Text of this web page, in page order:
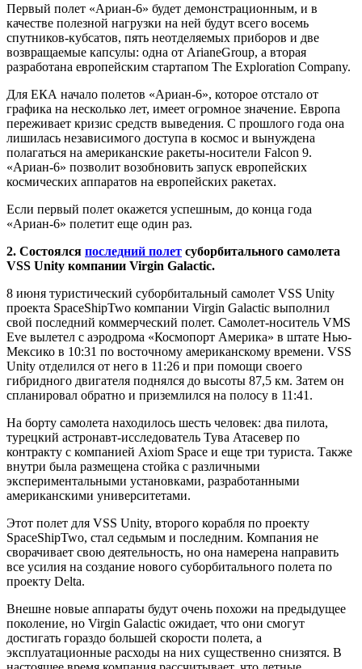
Первый полет «Ариан-6» будет демонстрационным, и в
качестве полезной нагрузки на ней будут всего восемь
спутников-кубсатов, пять неотделяемых приборов и две
возвращаемые капсулы: одна от ArianeGroup, а вторая
разработана европейским стартапом The Exploration Company.
Для ЕКА начало полетов «Ариан-6», которое отстало от
графика на несколько лет, имеет огромное значение. Европа
переживает кризис средств выведения. С прошлого года она
лишилась независимого доступа в космос и вынуждена
полагаться на американские ракеты-носители Falcon 9.
«Ариан-6» позволит возобновить запуск европейских
космических аппаратов на европейских ракетах.
Если первый полет окажется успешным, до конца года
«Ариан-6» полетит еще один раз.
2. Состоялся последний полет суборбитального самолета
VSS Unity компании Virgin Galactic.
8 июня туристический суборбитальный самолет VSS Unity
проекта SpaceShipTwo компании Virgin Galactic выполнил
свой последний коммерческий полет. Самолет-носитель VMS
Eve вылетел с аэродрома «Космопорт Америка» в штате Нью-
Мексико в 10:31 по восточному американскому времени. VSS
Unity отделился от него в 11:26 и при помощи своего
гибридного двигателя поднялся до высоты 87,5 км. Затем он
спланировал обратно и приземлился на полосу в 11:41.
На борту самолета находилось шесть человек: два пилота,
турецкий астронавт-исследователь Тува Атасевер по
контракту с компанией Axiom Space и еще три туриста. Также
внутри была размещена стойка с различными
экспериментальными установками, разработанными
американскими университетами.
Этот полет для VSS Unity, второго корабля по проекту
SpaceShipTwo, стал седьмым и последним. Компания не
сворачивает свою деятельность, но она намерена направить
все усилия на создание нового суборбитального полета по
проекту Delta.
Внешне новые аппараты будут очень похожи на предыдущее
поколение, но Virgin Galactic ожидает, что они смогут
достигать гораздо большей скорости полета, а
эксплуатационные расходы на них существенно снизятся. В